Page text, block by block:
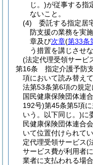
じ。)が従事する指
ないこと。
(4)
委託する指定居
防支援の業務を実
章及び次章(第33条
う措置を講じさせ
(法定代理受領サービ
第16条
指定介護予防
項において読み替え
法第53条第6項の規
国民健康保険団体連
192号)第45条第5項
いう。以下同じ。)に
民健康保険団体連合
いて位置付けられて
定代理受領サービス(
サービス費が利用者
業者に支払われる場